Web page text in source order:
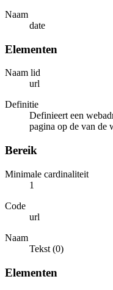
Naam
date
Elementen
Naam lid
url
Definitie
Definieert een
pagina op de van de
Bereik
Minimale cardinaliteit
1
Code
url
Naam
Tekst (0)
Elementen